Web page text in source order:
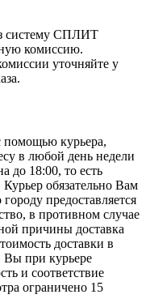
систему СПЛИТ
комиссию.
уточняйте у
помощью курьера,
в любой день недели
до 18:00, то есть
обязательно Вам
предоставляется
в противном случае
причины доставка
доставки в
Вы при курьере
и соответствие
ограничено 15